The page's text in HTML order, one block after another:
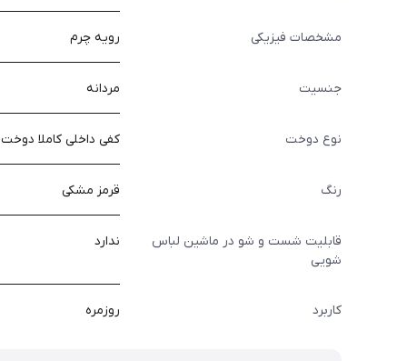
مشخصات فیزیکی رویه چرم
جنسیت مردانه
نوع دوخت کفی داخلی کاملا دوخت
رنگ قرمز مشکی
قابلیت شست و شو در ماشین لباس
شویی
ندارد
کاربرد روزمره